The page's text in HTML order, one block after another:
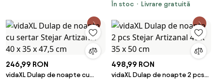
În stoc
Livrare gratuită
246,99 RON
vidaXL Dulap de noapte cu
498,99 RON
vidaXL Dulap de noapte 2 pcs